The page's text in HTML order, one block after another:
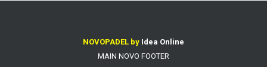
NOVOPADEL by Idea Online
MAIN NOVO FOOTER